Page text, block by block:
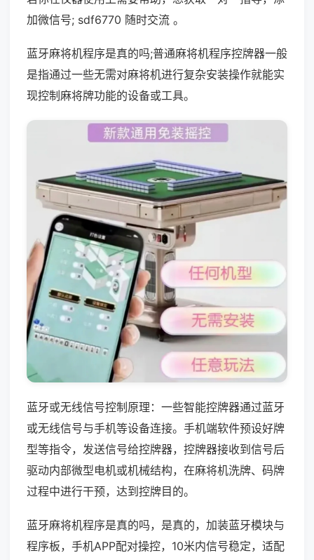
加微信号; sdf6770 随时交流 。
蓝牙麻将机程序是真的吗;普通麻将机程序控牌器一般
是指通过一些无需对麻将机进行复杂安装操作就能实
现控制麻将牌功能的设备或工具。
蓝牙或无线信号控制原理：一些智能控牌器通过蓝牙
或无线信号与手机等设备连接。手机端软件预设好牌
型等指令，发送信号给控牌器，控牌器接收到信号后
驱动内部微型电机或机械结构，在麻将机洗牌、码牌
过程中进行干预，达到控牌目的。
蓝牙麻将机程序是真的吗，是真的，加装蓝牙模块与
程序板，手机APP配对操控，10米内信号稳定，适配